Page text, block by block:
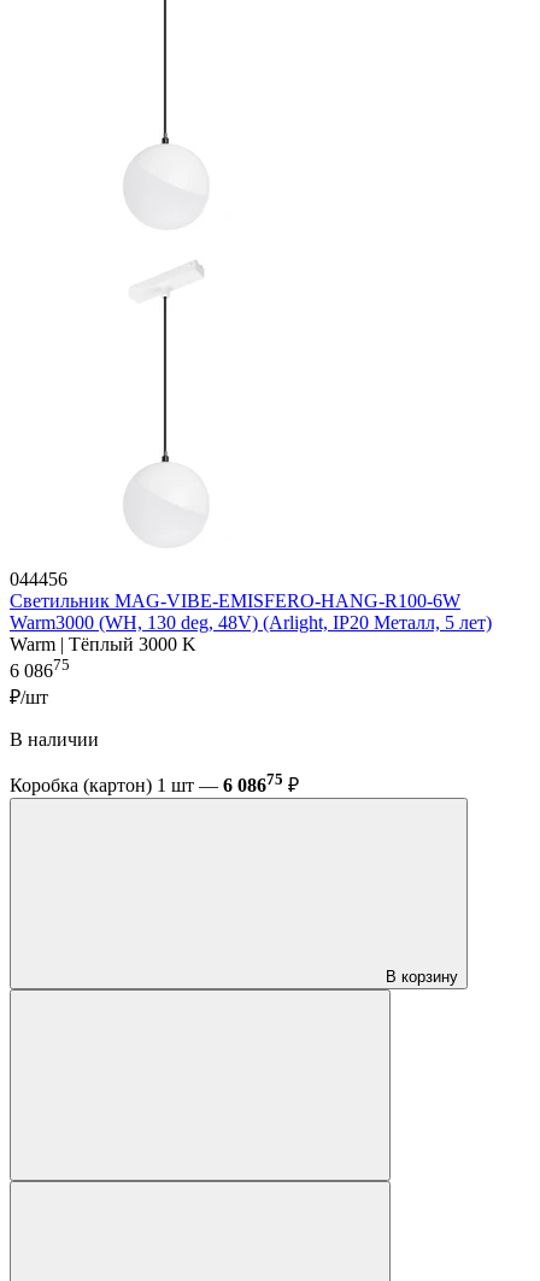
044456
Светильник MAG-VIBE-EMISFERO-HANG-R100-6W
Warm3000 (WH, 130 deg, 48V) (Arlight, IP20 Металл, 5 лет)
Warm | Тёплый 3000 K
6 08675
₽/шт
В наличии
Коробка (картон) 1 шт — 6 08675 ₽
В корзину